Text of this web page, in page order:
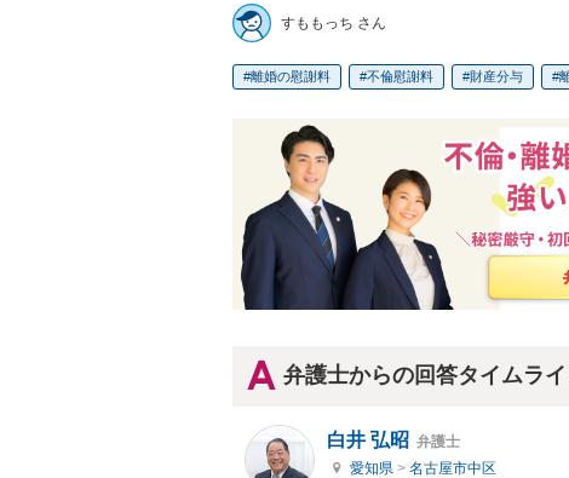
すももっち さん
離婚の慰謝料 不倫慰謝料 財産分与
弁護士からの回答タイムラ
白井 弘昭 弁護士
愛知県 > 名古屋市中区